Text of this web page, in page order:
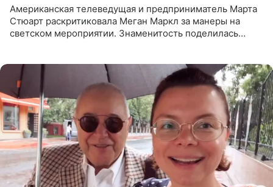
Американская телеведущая и предприниматель Марта
Стюарт раскритиковала Меган Маркл за манеры на
светском мероприятии. Знаменитость поделилась